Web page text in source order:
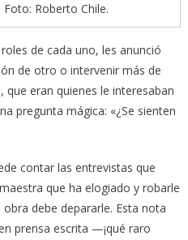
Foto: Roberto Chile.
de cada uno, les anunció
de otro o intervenir más de
eran quienes le interesaban
pregunta mágica: «¿Se sienten
contar las entrevistas que
que ha elogiado y robarle
debe depararle. Esta nota
prensa escrita —¡qué raro